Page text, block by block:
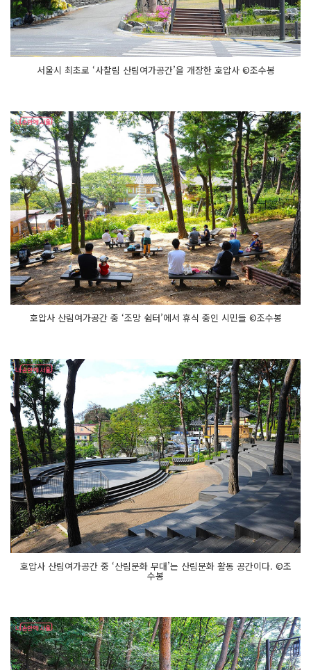
서울시 최초로 ‘사찰림 산림여가공간’을 개장한 호압사 ©조수봉
호압사 산림여가공간 중 ‘조망 쉼터’에서 휴식 중인 시민들 ©조수봉
호압사 산림여가공간 중 ‘산림문화 무대’는 산림문화 활동 공간이다. ©조
수봉